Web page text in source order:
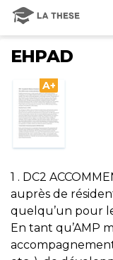
EHPAD
A+
1 . DC2
auprès de
quelqu’un pour
En tant qu’AMP